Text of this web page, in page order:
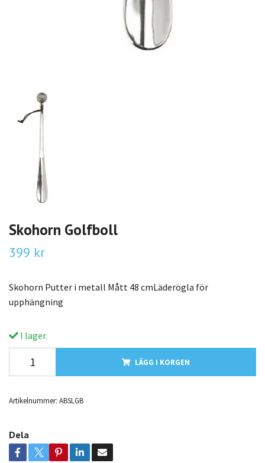
Skohorn Golfboll
399 kr
Skohorn Putter i metall Mått 48 cmLäderögla för
upphängning
I lager.
LÄGG I KORGEN
Artikelnummer: ABSLGB
Dela